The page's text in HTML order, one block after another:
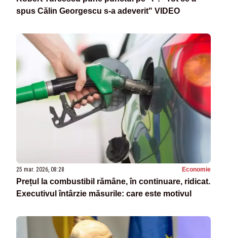
spus Călin Georgescu s-a adeverit" VIDEO
25 mar. 2026, 08:28 Economie
Prețul la combustibil rămâne, în continuare, ridicat.
Executivul întârzie măsurile: care este motivul